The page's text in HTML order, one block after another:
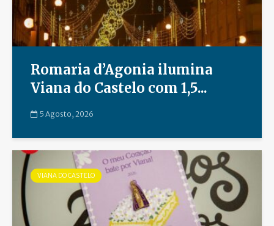
Romaria d’Agonia ilumina
Viana do Castelo com 1,5...
5 Agosto, 2026
VIANA DO CASTELO